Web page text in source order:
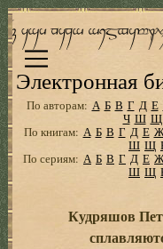
Электронная
По авторам: А Б В Г Д Е
Ч Ш Щ
По книгам: А Б В Г Д Е
Ш Щ
По сериям: А Б В Г Д Е
Ш Щ
Кудряшов